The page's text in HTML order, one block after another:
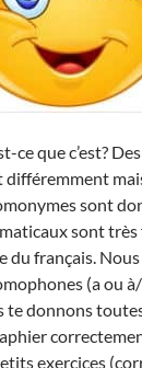
ce que c’est?
différemment
sont
sont
du français.
(a ou
te donnons
exercices